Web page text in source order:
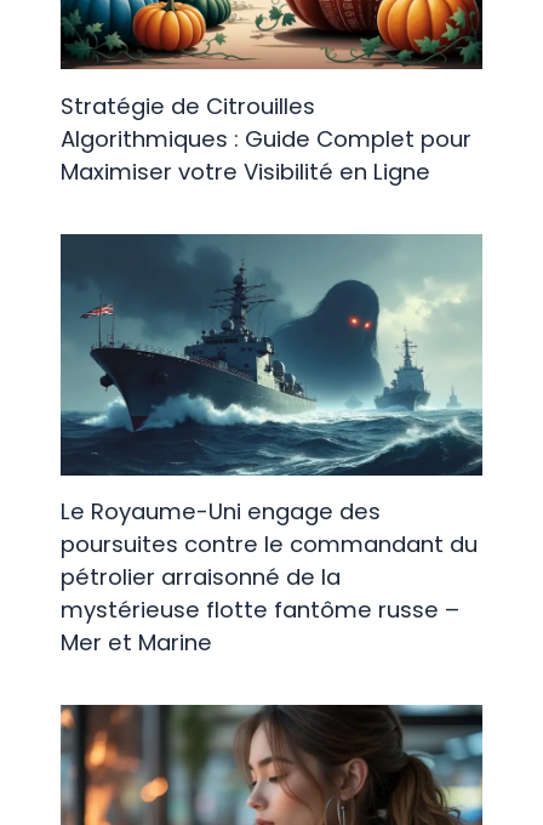
Stratégie de Citrouilles
Algorithmiques : Guide Complet pour
Maximiser votre Visibilité en Ligne
Le Royaume-Uni engage des
poursuites contre le commandant du
pétrolier arraisonné de la
mystérieuse flotte fantôme russe –
Mer et Marine